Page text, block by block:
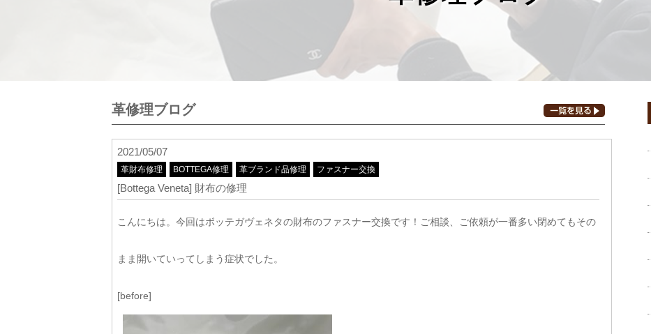
革修理ブログ
2021/05/07
革財布修理 BOTTEGA修理 革ブランド品修理 ファスナー交換
[Bottega Veneta] 財布の修理
こんにちは。今回はボッテガヴェネタの財布のファスナー交換です！ご相談、ご依頼が一番多い閉めてもその
まま開いていってしまう症状でした。
[before]